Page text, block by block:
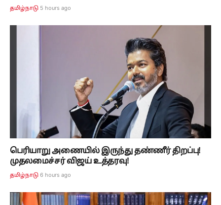
தமிழ்நாடு 5 hours ago
பெரியாறு அணையில் இருந்து தண்ணீர் திறப்பு!
முதலமைச்சர் விஜய் உத்தரவு!
தமிழ்நாடு 6 hours ago